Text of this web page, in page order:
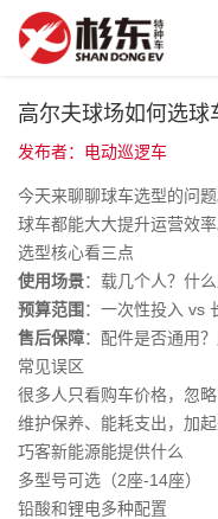
高尔夫球场如何选
发布者：电动巡逻车
今天来聊聊球车选型的问
球车都能大大提升运营效率
选型核心看三点
使用场景：载几个人？什
预算范围 ：一次性投入 vs
售后保障：配件是否通用
常见误区
很多人只看购车价格，忽
维护保养、能耗支出，加
巧客新能源能提供什么
多型号可选（2座-14座）
铅酸和锂电多种配置